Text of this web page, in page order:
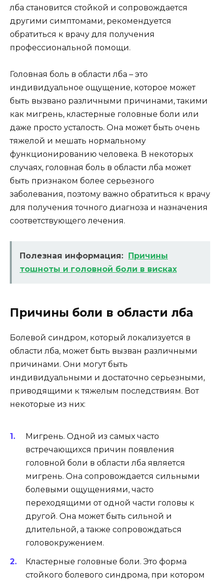
лба становится стойкой и сопровождается
другими симптомами, рекомендуется
обратиться к врачу для получения
профессиональной помощи.
Головная боль в области лба – это
индивидуальное ощущение, которое может
быть вызвано различными причинами, такими
как мигрень, кластерные головные боли или
даже просто усталость. Она может быть очень
тяжелой и мешать нормальному
функционированию человека. В некоторых
случаях, головная боль в области лба может
быть признаком более серьезного
заболевания, поэтому важно обратиться к врачу
для получения точного диагноза и назначения
соответствующего лечения.
Полезная информация: Причины
тошноты и головной боли в висках
Причины боли в области лба
Болевой синдром, который локализуется в
области лба, может быть вызван различными
причинами. Они могут быть
индивидуальными и достаточно серьезными,
приводящими к тяжелым последствиям. Вот
некоторые из них:
Мигрень. Одной из самых часто
встречающихся причин появления
головной боли в области лба является
мигрень. Она сопровождается сильными
болевыми ощущениями, часто
переходящими от одной части головы к
другой. Она может быть сильной и
длительной, а также сопровождаться
головокружением.
Кластерные головные боли. Это форма
стойкого болевого синдрома, при котором